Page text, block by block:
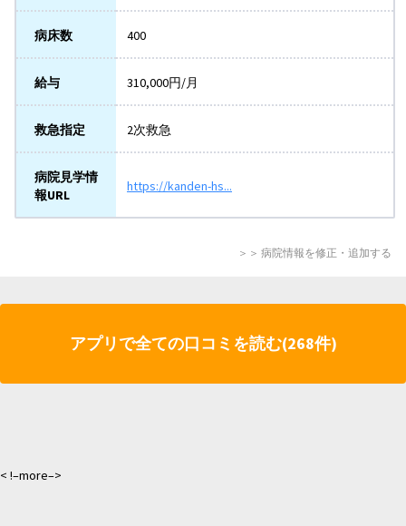
病床数 400
給与 310,000円/月
救急指定 2次救急
病院見学情
報URL
https://kanden-hs...
＞＞ 病院情報を修正・追加する
アプリで全ての口コミを読む(268件)
< !–more–>